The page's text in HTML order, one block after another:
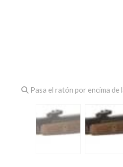
Pasa el ratón por encima de